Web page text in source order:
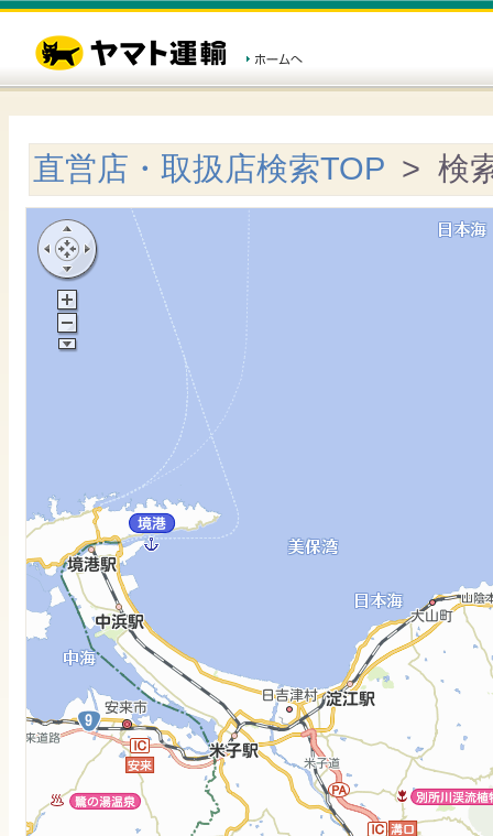
直営店・取扱店検索TOP > 検